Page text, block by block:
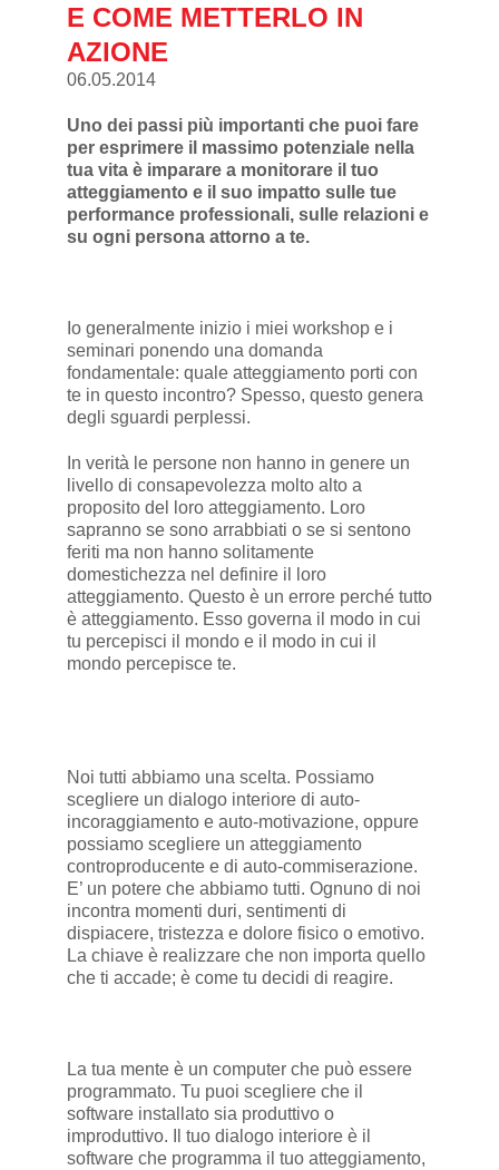
E COME METTERLO IN
AZIONE
06.05.2014
Uno dei passi più importanti che puoi fare
per esprimere il massimo potenziale nella
tua vita è imparare a monitorare il tuo
atteggiamento e il suo impatto sulle tue
performance professionali, sulle relazioni e
su ogni persona attorno a te.
Io generalmente inizio i miei workshop e i
seminari ponendo una domanda
fondamentale: quale atteggiamento porti con
te in questo incontro? Spesso, questo genera
degli sguardi perplessi.
In verità le persone non hanno in genere un
livello di consapevolezza molto alto a
proposito del loro atteggiamento. Loro
sapranno se sono arrabbiati o se si sentono
feriti ma non hanno solitamente
domestichezza nel definire il loro
atteggiamento. Questo è un errore perché tutto
è atteggiamento. Esso governa il modo in cui
tu percepisci il mondo e il modo in cui il
mondo percepisce te.
Noi tutti abbiamo una scelta. Possiamo
scegliere un dialogo interiore di auto-
incoraggiamento e auto-motivazione, oppure
possiamo scegliere un atteggiamento
controproducente e di auto-commiserazione.
E’ un potere che abbiamo tutti. Ognuno di noi
incontra momenti duri, sentimenti di
dispiacere, tristezza e dolore fisico o emotivo.
La chiave è realizzare che non importa quello
che ti accade; è come tu decidi di reagire.
La tua mente è un computer che può essere
programmato. Tu puoi scegliere che il
software installato sia produttivo o
improduttivo. Il tuo dialogo interiore è il
software che programma il tuo atteggiamento,